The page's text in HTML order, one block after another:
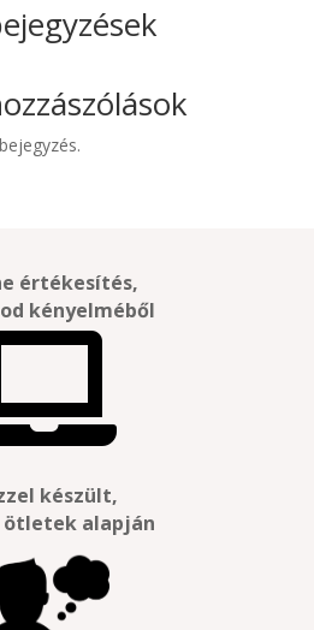
értékesítés,
kényelméből
készült,
ötletek alapján